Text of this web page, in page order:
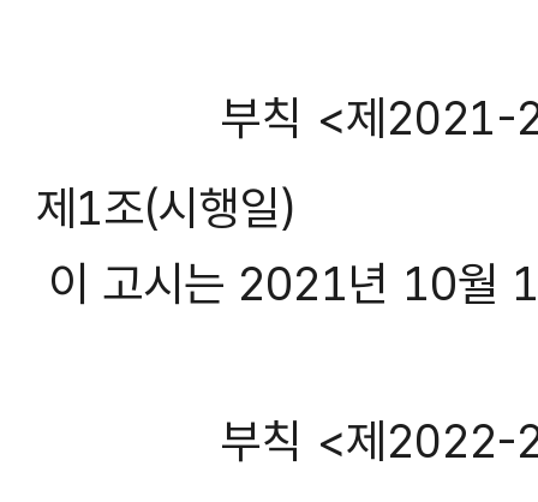
부칙 <제
제1조(시행일)
이 고시는 2021년 10월
부칙 <제